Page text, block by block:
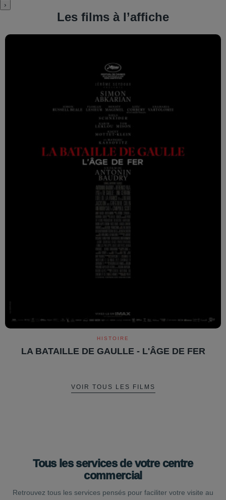
›
Les films à l’affiche
HISTOIRE
LA BATAILLE DE GAULLE - L'ÂGE DE FER
VOIR TOUS LES FILMS
Tous les services de votre centre
commercial
Retrouvez tous les services pensés pour faciliter votre visite au